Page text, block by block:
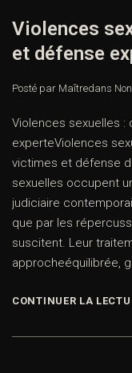
Violences
et défense
Posté par Maîtredans
Violences sexuelles :
experteViolences
victimes et défense
sexuelles occupent
judiciaire
que par les
suscitent. Leur
approcheéquilibrée,
CONTINUER LA